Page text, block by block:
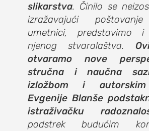
slikarstva. Činilo se
izražavajući
umetnici, predstavimo
njenog stvaralaštva.
otvaramo nove
stručna i naučna
izložbom i
Evgenije Blanše
istraživačku
podstrek budućim